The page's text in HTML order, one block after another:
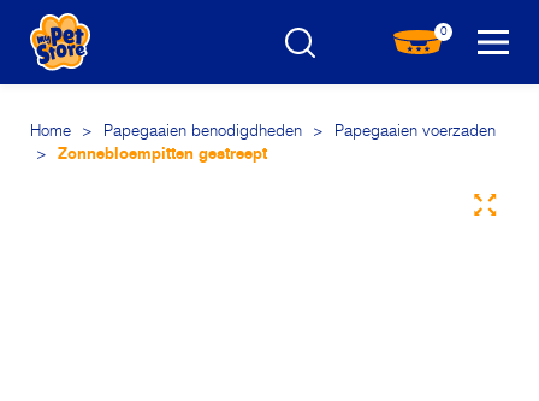
0
Home > Papegaaien benodigdheden >
Papegaaien voerzaden
>
Zonnebloempitten gestreept